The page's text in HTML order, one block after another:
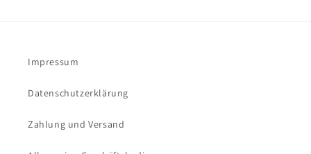
Impressum
Datenschutzerklärung
Zahlung und Versand